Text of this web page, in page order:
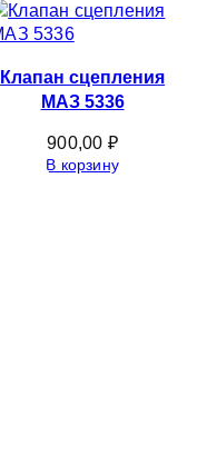
Клапан сцепления
МАЗ 5336
900,00 ₽
В корзину